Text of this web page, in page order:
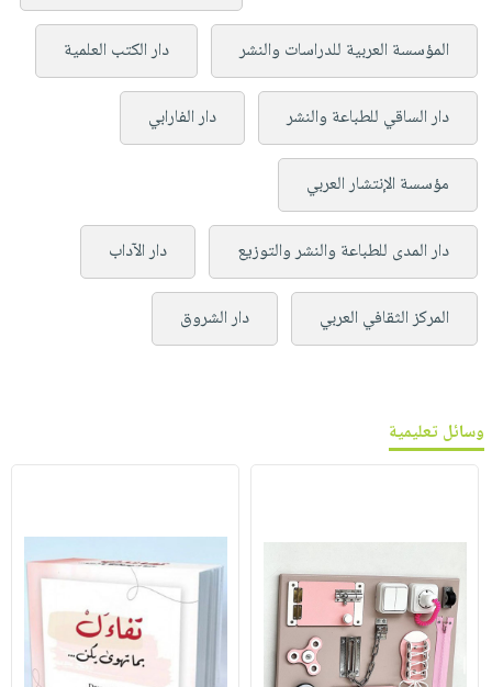
المؤسسة العربية للدراسات والنشر دار الكتب العلمية
دار الساقي للطباعة والنشر دار الفارابي
مؤسسة الإنتشار العربي
دار المدى للطباعة والنشر والتوزيع دار الآداب
المركز الثقافي العربي دار الشروق
وسائل تعليمية